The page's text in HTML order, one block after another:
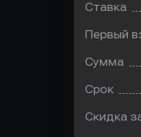
Ставка
Первый
Сумма
Срок
Скидка